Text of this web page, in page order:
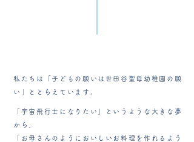
私たちは「子どもの願いは世田谷聖母幼稚園の願
い」ととらえています。
「宇宙飛行士になりたい」というような大きな夢
から、
「お母さんのようにおいしいお料理を作れるよう